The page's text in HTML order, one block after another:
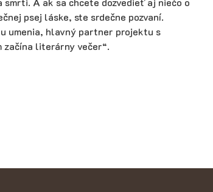
psej láske, ste srdečne pozvaní.
umenia, hlavný partner projektu s
začína literárny večer“.